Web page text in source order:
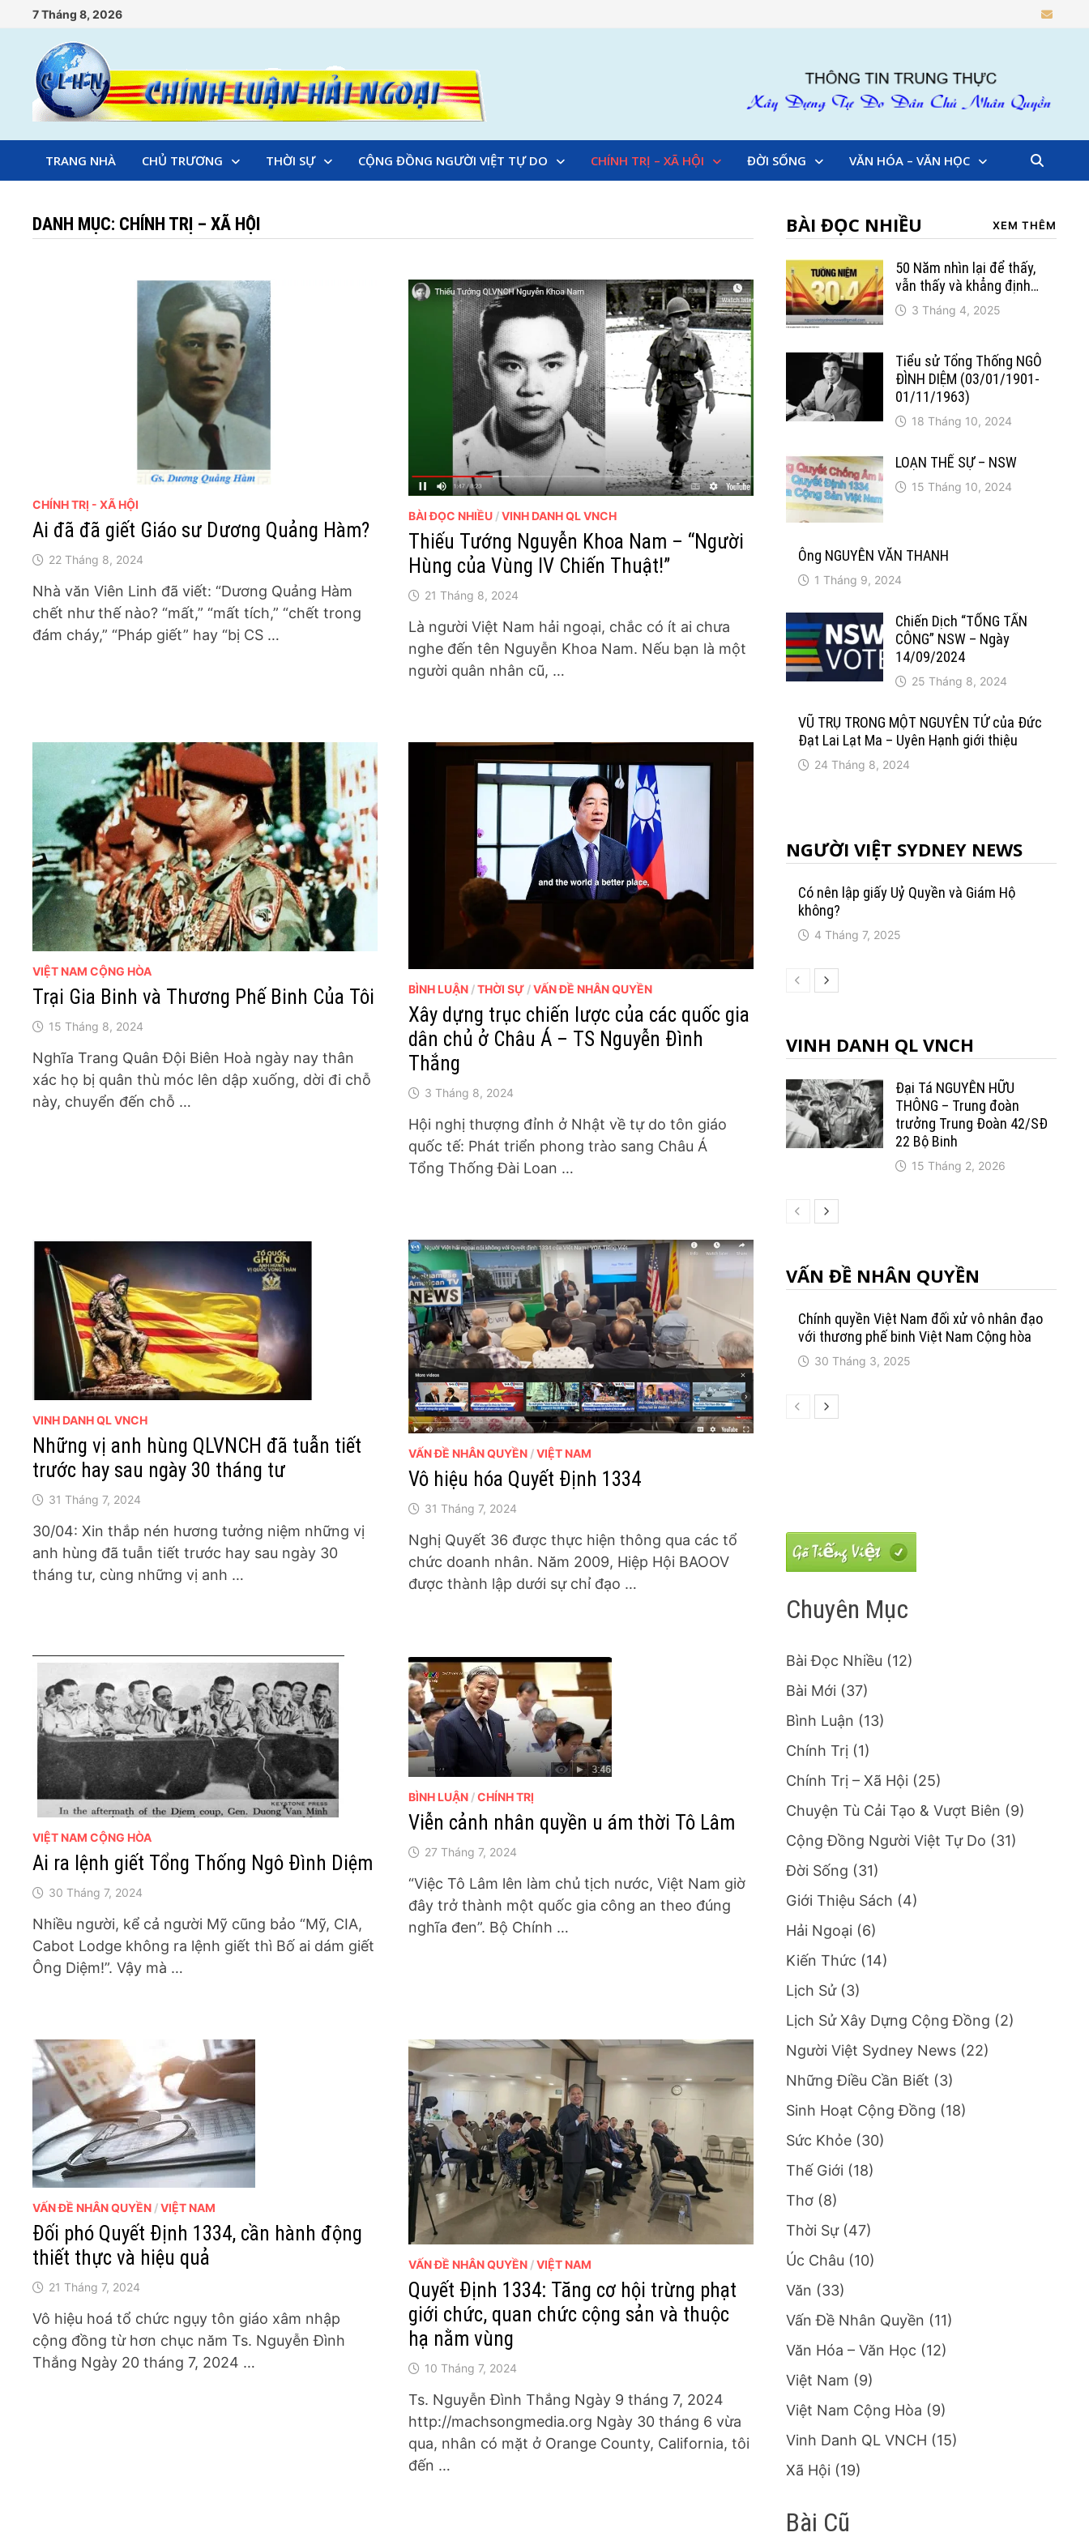
to
content
7 Tháng 8, 2026
TRANG NHÀ CHỦ TRƯƠNG THỜI SỰ CỘNG ĐỒNG NGƯỜI VIỆT TỰ DO CHÍNH TRỊ – XÃ HỘI ĐỜI SỐNG VĂN HÓA – VĂN HỌC
DANH MỤC: CHÍNH TRỊ – XÃ HỘI
CHÍNH TRỊ - XÃ HỘI
Ai đã đã giết Giáo sư Dương Quảng Hàm?
22 Tháng 8, 2024
Nhà văn Viên Linh đã viết: “Dương Quảng Hàm
chết như thế nào? “mất,” “mất tích,” “chết trong
đám cháy,” “Pháp giết” hay “bị CS …
BÀI ĐỌC NHIỀU /VINH DANH QL VNCH
Thiếu Tướng Nguyễn Khoa Nam – “Người
Hùng của Vùng IV Chiến Thuật!”
21 Tháng 8, 2024
Là người Việt Nam hải ngoại, chắc có ít ai chưa
nghe đến tên Nguyễn Khoa Nam. Nếu bạn là một
người quân nhân cũ, …
VIỆT NAM CỘNG HÒA
Trại Gia Binh và Thương Phế Binh Của Tôi
15 Tháng 8, 2024
Nghĩa Trang Quân Đội Biên Hoà ngày nay thân
xác họ bị quân thù móc lên dập xuống, dời đi chỗ
này, chuyển đến chỗ …
BÌNH LUẬN /THỜI SỰ /VẤN ĐỀ NHÂN QUYỀN
Xây dựng trục chiến lược của các quốc gia
dân chủ ở Châu Á – TS Nguyễn Đình
Thắng
3 Tháng 8, 2024
Hội nghị thượng đỉnh ở Nhật về tự do tôn giáo
quốc tế: Phát triển phong trào sang Châu Á
Tổng Thống Đài Loan …
VINH DANH QL VNCH
Những vị anh hùng QLVNCH đã tuẫn tiết
trước hay sau ngày 30 tháng tư
31 Tháng 7, 2024
30/04: Xin thắp nén hương tưởng niệm những vị
anh hùng đã tuẫn tiết trước hay sau ngày 30
tháng tư, cùng những vị anh …
VẤN ĐỀ NHÂN QUYỀN /VIỆT NAM
Vô hiệu hóa Quyết Định 1334
31 Tháng 7, 2024
Nghị Quyết 36 được thực hiện thông qua các tổ
chức doanh nhân. Năm 2009, Hiệp Hội BAOOV
được thành lập dưới sự chỉ đạo …
VIỆT NAM CỘNG HÒA
Ai ra lệnh giết Tổng Thống Ngô Đình Diệm
30 Tháng 7, 2024
Nhiều người, kể cả người Mỹ cũng bảo “Mỹ, CIA,
Cabot Lodge không ra lệnh giết thì Bố ai dám giết
Ông Diệm!”. Vậy mà …
BÌNH LUẬN /CHÍNH TRỊ
Viễn cảnh nhân quyền u ám thời Tô Lâm
27 Tháng 7, 2024
“Việc Tô Lâm lên làm chủ tịch nước, Việt Nam giờ
đây trở thành một quốc gia công an theo đúng
nghĩa đen”. Bộ Chính …
VẤN ĐỀ NHÂN QUYỀN /VIỆT NAM
Đối phó Quyết Định 1334, cần hành động
thiết thực và hiệu quả
21 Tháng 7, 2024
Vô hiệu hoá tổ chức ngụy tôn giáo xâm nhập
cộng đồng từ hơn chục năm Ts. Nguyễn Đình
Thắng Ngày 20 tháng 7, 2024 …
VẤN ĐỀ NHÂN QUYỀN /VIỆT NAM
Quyết Định 1334: Tăng cơ hội trừng phạt
giới chức, quan chức cộng sản và thuộc
hạ nằm vùng
10 Tháng 7, 2024
Ts. Nguyễn Đình Thắng Ngày 9 tháng 7, 2024
http://machsongmedia.org Ngày 30 tháng 6 vừa
qua, nhân có mặt ở Orange County, California, tôi
đến …
BÀI ĐỌC NHIỀU XEM THÊM
50 Năm nhìn lại để thấy,
vẫn thấy và khẳng định…
3 Tháng 4, 2025
Tiểu sử Tổng Thống NGÔ
ĐÌNH DIỆM (03/01/1901-
01/11/1963)
18 Tháng 10, 2024
LOẠN THẾ SỰ – NSW
15 Tháng 10, 2024
Ông NGUYỄN VĂN THANH
1 Tháng 9, 2024
Chiến Dịch “TỔNG TẤN
CÔNG” NSW – Ngày
14/09/2024
25 Tháng 8, 2024
VŨ TRỤ TRONG MỘT NGUYÊN TỬ của Đức
Đạt Lai Lạt Ma – Uyên Hạnh giới thiệu
24 Tháng 8, 2024
NGƯỜI VIỆT SYDNEY NEWS
Có nên lập giấy Uỷ Quyền và Giám Hộ
không?
4 Tháng 7, 2025
VINH DANH QL VNCH
Đại Tá NGUYỄN HỮU
THÔNG – Trung đoàn
trưởng Trung Ðoàn 42/SÐ
22 Bộ Binh
15 Tháng 2, 2026
VẤN ĐỀ NHÂN QUYỀN
Chính quyền Việt Nam đối xử vô nhân đạo
với thương phế binh Việt Nam Cộng hòa
30 Tháng 3, 2025
Chuyên Mục
Bài Đọc Nhiều (12)
Bài Mới (37)
Bình Luận (13)
Chính Trị (1)
Chính Trị – Xã Hội (25)
Chuyện Tù Cải Tạo & Vượt Biên (9)
Cộng Đồng Người Việt Tự Do (31)
Đời Sống (31)
Giới Thiệu Sách (4)
Hải Ngoại (6)
Kiến Thức (14)
Lịch Sử(3)
Lịch Sử Xây Dựng Cộng Đồng (2)
Người Việt Sydney News(22)
Những Điều Cần Biết (3)
Sinh Hoạt Cộng Đồng (18)
Sức Khỏe(30)
Thế Giới (18)
Thơ(8)
Thời Sự(47)
Úc Châu (10)
Văn (33)
Vấn Đề Nhân Quyền (11)
Văn Hóa – Văn Học (12)
Việt Nam (9)
Việt Nam Cộng Hòa (9)
Vinh Danh QL VNCH (15)
Xã Hội (19)
Bài Cũ